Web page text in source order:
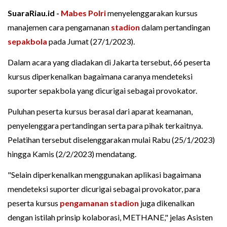
SuaraRiau.id - Mabes Polrimenyelenggarakan kursus
manajemen cara pengamanan stadion dalam pertandingan
sepakbola pada Jumat (27/1/2023).
Dalam acara yang diadakan di Jakarta tersebut, 66 peserta
kursus diperkenalkan bagaimana caranya mendeteksi
suporter sepakbola yang dicurigai sebagai provokator.
Puluhan peserta kursus berasal dari aparat keamanan,
penyelenggara pertandingan serta para pihak terkaitnya.
Pelatihan tersebut diselenggarakan mulai Rabu (25/1/2023)
hingga Kamis (2/2/2023) mendatang.
"Selain diperkenalkan menggunakan aplikasi bagaimana
mendeteksi suporter dicurigai sebagai provokator, para
peserta kursus pengamanan stadion juga dikenalkan
dengan istilah prinsip kolaborasi, METHANE," jelas Asisten